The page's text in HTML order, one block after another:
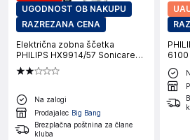
UGODNOST OB NAKUPU
RAZREZANA CENA
Električna zobna ščetka
PHILIPS HX9914/57 Sonicare
Diamond Clean, dva kosa, črna
in rožnato zlata
Na zalogi
Prodajalec Big Bang
Brezplačna poštnina za člane
kluba